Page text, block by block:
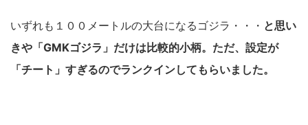
いずれも１００メートルの大台になるゴジラ・・・ と思い
きや「GMKゴジラ」だけは比較的小柄。 ただ、設定が
「チート」すぎるのでランクインしてもらいました。